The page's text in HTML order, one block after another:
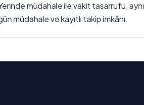
müdahale ile vakit tasarrufu, aynı
müdahale ve kayıtlı takip imkânı.